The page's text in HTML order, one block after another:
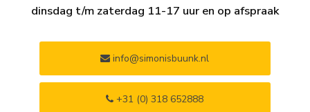
dinsdag t/m zaterdag 11-17 uur en op afspraak
info@simonisbuunk.nl
+31 (0) 318 652888